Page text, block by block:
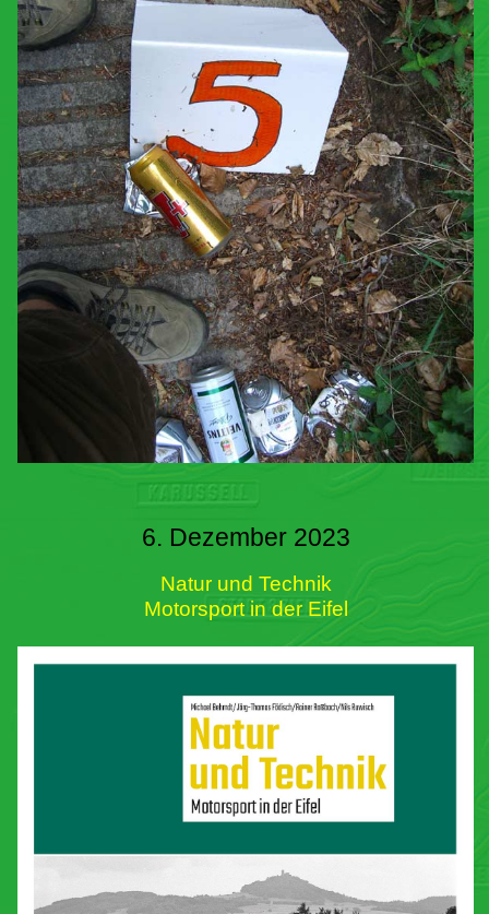
6. Dezember 2023
Natur und Technik
Motorsport in der Eifel